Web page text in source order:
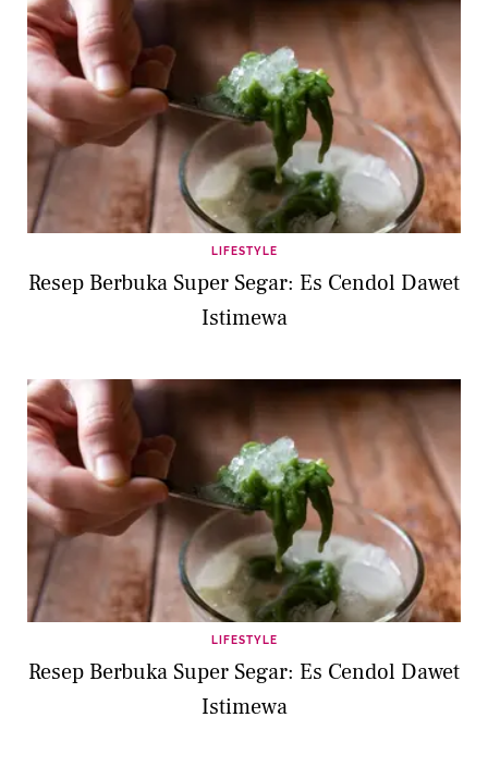
LIFESTYLE
Resep Berbuka Super Segar: Es Cendol Dawet
Istimewa
LIFESTYLE
Resep Berbuka Super Segar: Es Cendol Dawet
Istimewa